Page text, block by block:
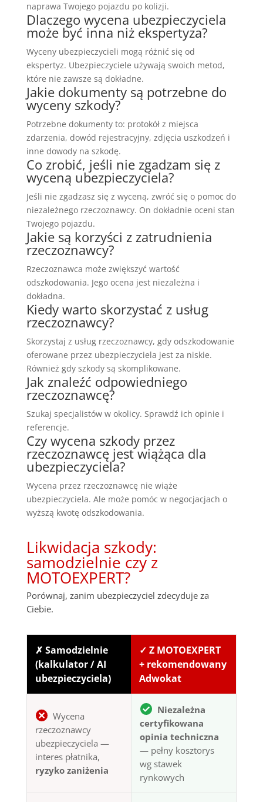
naprawa Twojego pojazdu po kolizji.
Dlaczego wycena ubezpieczyciela
może być inna niż ekspertyza?
Wyceny ubezpieczycieli mogą różnić się od
ekspertyz. Ubezpieczyciele używają swoich metod,
które nie zawsze są dokładne.
Jakie dokumenty są potrzebne do
wyceny szkody?
Potrzebne dokumenty to: protokół z miejsca
zdarzenia, dowód rejestracyjny, zdjęcia uszkodzeń i
inne dowody na szkodę.
Co zrobić, jeśli nie zgadzam się z
wyceną ubezpieczyciela?
Jeśli nie zgadzasz się z wyceną, zwróć się o pomoc do
niezależnego rzeczoznawcy. On dokładnie oceni stan
Twojego pojazdu.
Jakie są korzyści z zatrudnienia
rzeczoznawcy?
Rzeczoznawca może zwiększyć wartość
odszkodowania. Jego ocena jest niezależna i
dokładna.
Kiedy warto skorzystać z usług
rzeczoznawcy?
Skorzystaj z usług rzeczoznawcy, gdy odszkodowanie
oferowane przez ubezpieczyciela jest za niskie.
Również gdy szkody są skomplikowane.
Jak znaleźć odpowiedniego
rzeczoznawcę?
Szukaj specjalistów w okolicy. Sprawdź ich opinie i
referencje.
Czy wycena szkody przez
rzeczoznawcę jest wiążąca dla
ubezpieczyciela?
Wycena przez rzeczoznawcę nie wiąże
ubezpieczyciela. Ale może pomóc w negocjacjach o
wyższą kwotę odszkodowania.
Likwidacja szkody:
samodzielnie czy z
MOTOEXPERT?
Porównaj, zanim ubezpieczyciel zdecyduje za
Ciebie.
✗ Samodzielnie
(kalkulator / AI
ubezpieczyciela)
✓ Z MOTOEXPERT
+ rekomendowany
Adwokat
Wycena
rzeczoznawcy
ubezpieczyciela —
interes płatnika,
ryzyko zaniżenia
Niezależna
certyfikowana
opinia techniczna
— pełny kosztorys
wg stawek
rynkowych